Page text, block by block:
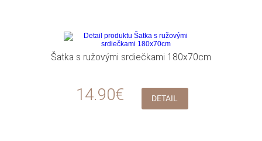
Šatka s ružovými srdiečkami 180x70cm
14.90€ DETAIL